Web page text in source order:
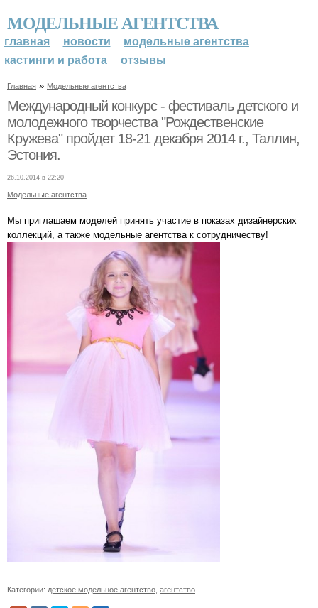
МОДЕЛЬНЫЕ АГЕНТСТВА
главная новости
модельные агентства
кастинги и работа
отзывы
Главная » Модельные агентства
Международный конкурс - фестиваль детского и
молодежного творчества "Рождественские
Кружева" пройдет 18-21 декабря 2014 г., Таллин,
Эстония.
26.10.2014 в 22:20
Модельные агентства
Мы приглашаем моделей принять участие в показах дизайнерских
коллекций, а также модельные агентства к сотрудничеству!
Категории: детское модельное агентство агентство